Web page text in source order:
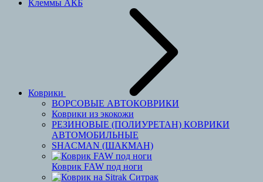
Клеммы АКБ
Коврики
ВОРСОВЫЕ АВТОКОВРИКИ
Коврики из экокожи
РЕЗИНОВЫЕ (ПОЛИУРЕТАН) КОВРИКИ
АВТОМОБИЛЬНЫЕ
SHACMAN (ШАКМАН)
Коврик FAW под ноги